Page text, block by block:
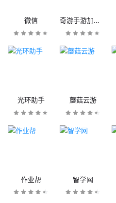
微信 奇游手游加速器
光环助手 蘑菇云游
作业帮 智学网